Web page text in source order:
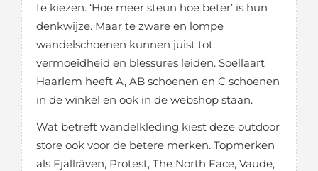
te kiezen. ‘Hoe meer steun hoe beter’ is hun
denkwijze. Maar te zware en lompe
wandelschoenen kunnen juist tot
vermoeidheid en blessures leiden. Soellaart
Haarlem heeft A, AB schoenen en C schoenen
in de winkel en ook in de webshop staan.
Wat betreft wandelkleding kiest deze outdoor
store ook voor de betere merken. Topmerken
als Fjällräven, Protest, The North Face, Vaude,